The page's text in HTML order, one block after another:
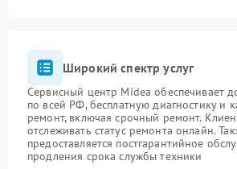
Широкий спектр услуг
Сервисный центр Midea обеспечивает
по всей РФ, бесплатную диагностику и
ремонт, включая срочный ремонт.
отслеживать статус ремонта онлайн.
предоставляется постгарантийное
продления срока службы техники